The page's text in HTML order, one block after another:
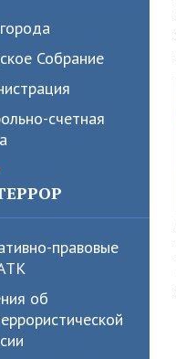
Собрание
счетная
правовые
об